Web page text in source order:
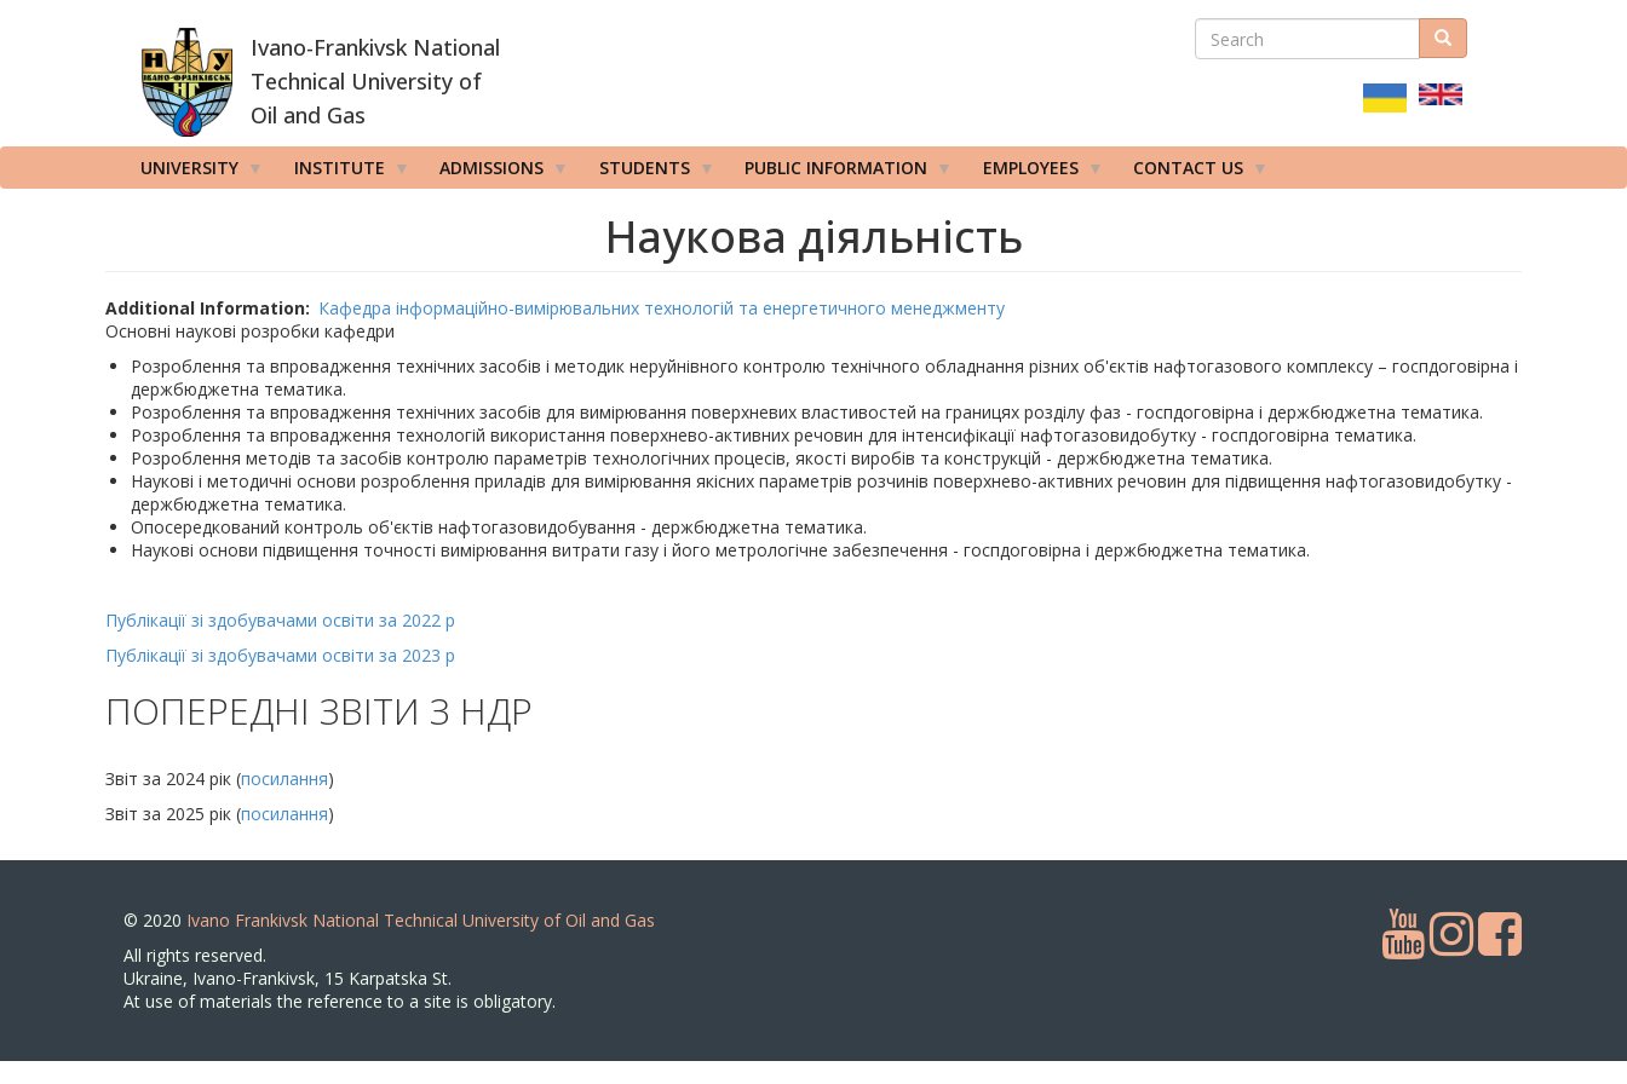
Ivano-Frankivsk National
Technical University of
Oil and Gas
ПОШУКОВА
SEARCH Search
UNIVERSITY INSTITUTE ADMISSIONS STUDENTS PUBLIC INFORMATION EMPLOYEES CONTACT US
Наукова діяльність
Additional Information
Кафедра інформаційно-вимірювальних технологій та енергетичного менеджменту
Основні наукові розробки кафедри
Розроблення та впровадження технічних засобів і методик неруйнівного контролю технічного обладнання різних об'єктів нафтогазового комплексу – госпдоговірна і
держбюджетна тематика.
Розроблення та впровадження технічних засобів для вимірювання поверхневих властивостей на границях розділу фаз - госпдоговірна і держбюджетна тематика.
Розроблення та впровадження технологій використання поверхнево-активних речовин для інтенсифікації нафтогазовидобутку - госпдоговірна тематика.
Розроблення методів та засобів контролю параметрів технологічних процесів, якості виробів та конструкцій - держбюджетна тематика.
Наукові і методичні основи розроблення приладів для вимірювання якісних параметрів розчинів поверхнево-активних речовин для підвищення нафтогазовидобутку -
держбюджетна тематика.
Опосередкований контроль об'єктів нафтогазовидобування - держбюджетна тематика.
Наукові основи підвищення точності вимірювання витрати газу і його метрологічне забезпечення - госпдоговірна і держбюджетна тематика.
Публікації зі здобувачами освіти за 2022 р
Публікації зі здобувачами освіти за 2023 р
ПОПЕРЕДНІ ЗВІТИ З НДР
Звіт за 2024 рік (посилання)
Звіт за 2025 рік (посилання)
© 2020 Ivano Frankivsk National Technical University of Oil and Gas
All rights reserved.
Ukraine, Ivano-Frankivsk, 15 Karpatska St.
At use of materials the reference to a site is obligatory.